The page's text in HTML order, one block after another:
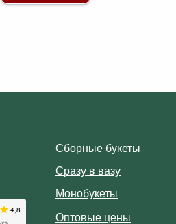
Монобукеты
Сразу в вазу
Сборные букеты
Оптовые цены